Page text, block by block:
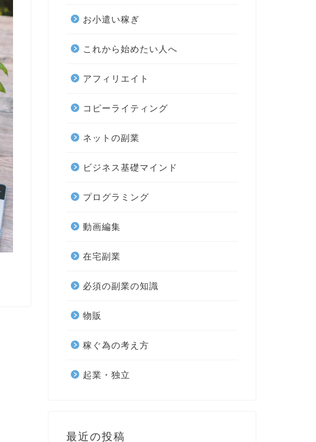
お小遣い稼ぎ
これから始めたい人へ
アフィリエイト
コピーライティング
ネットの副業
ビジネス基礎マインド
プログラミング
動画編集
在宅副業
必須の副業の知識
物販
稼ぐ為の考え方
起業・独立
最近の投稿